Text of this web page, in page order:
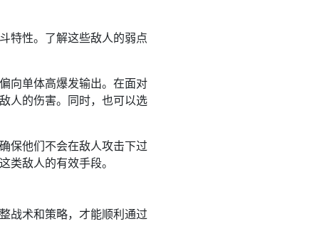
特性。了解这些敌人的弱点
向单体高爆发输出。在面对
人的伤害。同时，也可以选
保他们不会在敌人攻击下过
类敌人的有效手段。
战术和策略，才能顺利通过